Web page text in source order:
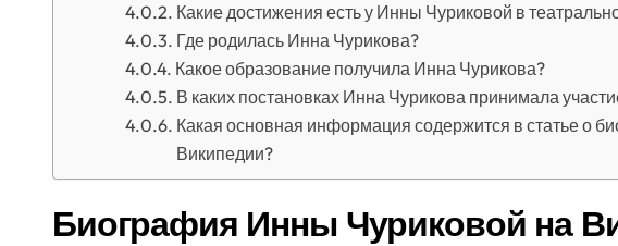
Какие достижения есть у Инны Чуриковой в
Где родилась Инна Чурикова?
Какое образование получила Инна Чурикова?
В каких постановках Инна Чурикова принимала
Какая основная информация содержится в статье о
Википедии?
Биография Инны Чуриковой на